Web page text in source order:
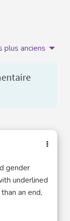
plus anciens
gender
underlined
an end,